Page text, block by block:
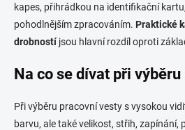
kapes, přihrádkou na identifikační
pohodlnějším zpracováním. Praktické
drobnostíjsou hlavní rozdíl oproti
Na co se dívat při
Při výběru pracovní vesty s vysokou
barvu, ale také velikost, střih, zapínání,